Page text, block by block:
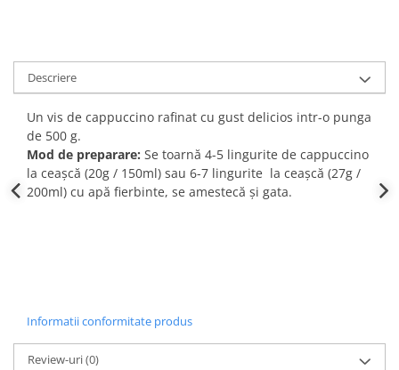
Descriere
Un vis de cappuccino rafinat cu gust delicios intr-o punga
de 500 g.
Mod de preparare: Se toarnă 4-5 lingurite de cappuccino
la ceașcă (20g / 150ml) sau 6-7 lingurite la ceașcă (27g /
200ml) cu apă fierbinte, se amestecă și gata.
Informatii conformitate produs
Review-uri(0)